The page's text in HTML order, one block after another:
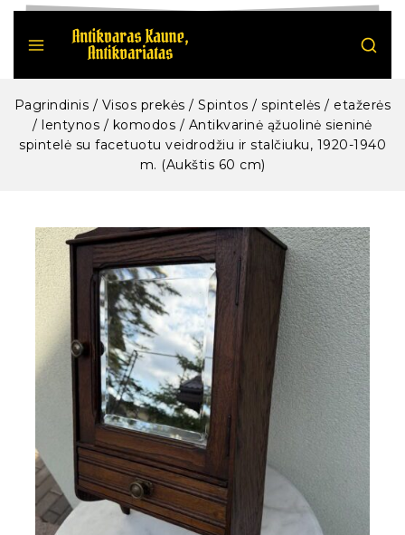
Pagrindinis / Visos prekės / Spintos / spintelės / etažerės
/ lentynos / komodos / Antikvarinė ąžuolinė sieninė
spintelė su facetuotu veidrodžiu ir stalčiuku, 1920-1940
m. (Aukštis 60 cm)